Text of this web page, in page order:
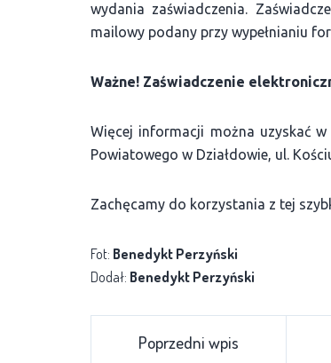
wydania zaświadczenia.
mailowy podany przy wypełnianiu
Ważne! Zaświadczenie
Więcej informacji można uzyskać
Powiatowego w Działdowie, ul.
Zachęcamy do korzystania z tej
Fot: Benedykt Perzyński
Dodał: Benedykt Perzyński
Poprzedni wpis